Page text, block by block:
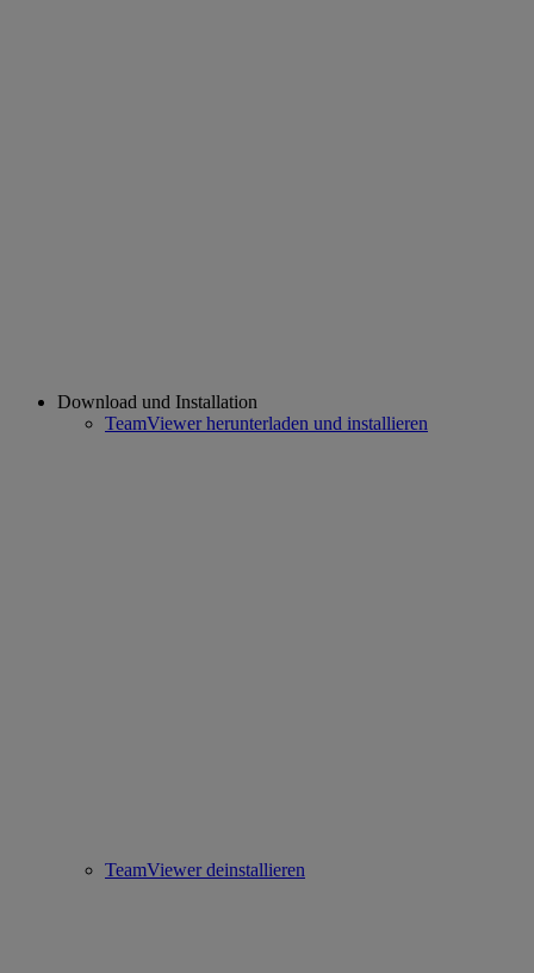
Download und Installation
TeamViewer herunterladen und installieren
TeamViewer deinstallieren